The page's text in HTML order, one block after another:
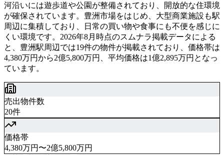
河沿いには遊歩道や公園が整備されており、開放的な住環境
が確保されています。豊洲市場をはじめ、大型商業施設も駅
周辺に集積しており、日常の買い物や食事にも不便を感じに
くい環境です。2026年8月時点のスムナラ掲載データによる
と、豊洲駅周辺では19件の物件が掲載されており、価格帯は
4,380万円から2億5,800万円、平均価格は1億2,895万円となっ
ています。
売出物件数
20件
価格帯
4,380万円〜2億5,800万円